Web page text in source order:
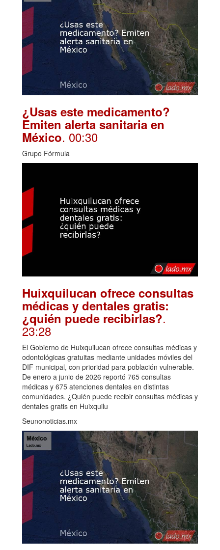
¿Usas este medicamento?
Emiten alerta sanitaria en
México. 00:30
Grupo Fórmula
Huixquilucan ofrece consultas
médicas y dentales gratis:
¿quién puede recibirlas?.
23:28
El Gobierno de Huixquilucan ofrece consultas médicas y
odontológicas gratuitas mediante unidades móviles del
DIF municipal, con prioridad para población vulnerable.
De enero a junio de 2026 reportó 765 consultas
médicas y 675 atenciones dentales en distintas
comunidades. ¿Quién puede recibir consultas médicas y
dentales gratis en Huixquilu
Seunonoticias.mx